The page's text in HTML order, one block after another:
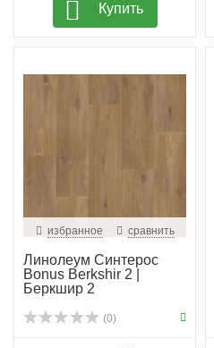
Купить
избранное сравнить
Линолеум Синтерос
Bonus Berkshir 2 |
Беркшир 2
(0)